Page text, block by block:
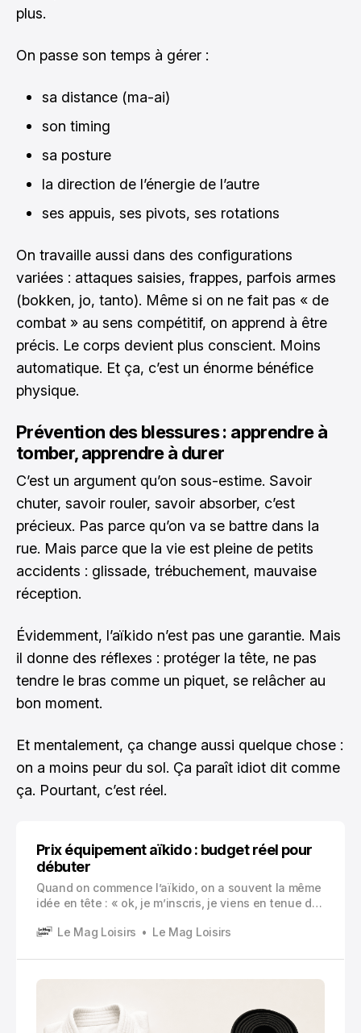
plus.
On passe son temps à gérer :
sa distance (ma-ai)
son timing
sa posture
la direction de l’énergie de l’autre
ses appuis, ses pivots, ses rotations
On travaille aussi dans des configurations
variées : attaques saisies, frappes, parfois armes
(bokken, jo, tanto). Même si on ne fait pas « de
combat » au sens compétitif, on apprend à être
précis. Le corps devient plus conscient. Moins
automatique. Et ça, c’est un énorme bénéfice
physique.
Prévention des blessures : apprendre à
tomber, apprendre à durer
C’est un argument qu’on sous-estime. Savoir
chuter, savoir rouler, savoir absorber, c’est
précieux. Pas parce qu’on va se battre dans la
rue. Mais parce que la vie est pleine de petits
accidents : glissade, trébuchement, mauvaise
réception.
Évidemment, l’aïkido n’est pas une garantie. Mais
il donne des réflexes : protéger la tête, ne pas
tendre le bras comme un piquet, se relâcher au
bon moment.
Et mentalement, ça change aussi quelque chose :
on a moins peur du sol. Ça paraît idiot dit comme
ça. Pourtant, c’est réel.
Prix équipement aïkido : budget réel pour
débuter
Quand on commence l’aïkido, on a souvent la même
idée en tête : « ok, je m’inscris, je viens en tenue de
c’est souvent possible.
Le Mag Loisirs Le Mag Loisirs